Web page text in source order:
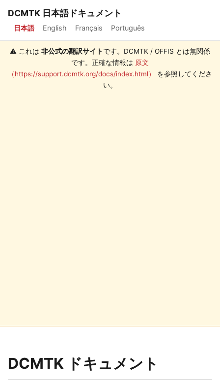
DCMTK 日本語ドキュメント
日本語 English Français Português
⚠️ これは 非公式の翻訳サイトです。DCMTK / OFFIS とは無関係
です。正確な情報は 原文
（https://support.dcmtk.org/docs/index.html）
を参照してくださ
い。
DCMTK ドキュメント